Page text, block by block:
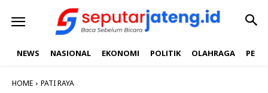
NEWS NASIONAL EKONOMI POLITIK OLAHRAGA
HOME PATI RAYA